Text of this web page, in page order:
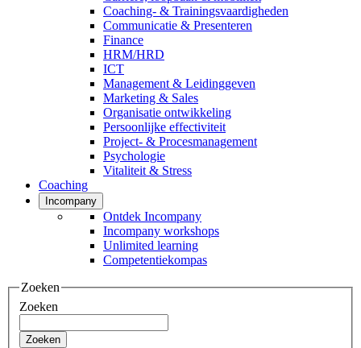
Coaching- & Trainingsvaardigheden
Communicatie & Presenteren
Finance
HRM/HRD
ICT
Management & Leidinggeven
Marketing & Sales
Organisatie ontwikkeling
Persoonlijke effectiviteit
Project- & Procesmanagement
Psychologie
Vitaliteit & Stress
Coaching
Incompany
Ontdek Incompany
Incompany workshops
Unlimited learning
Competentiekompas
Zoeken
Zoeken
Zoeken